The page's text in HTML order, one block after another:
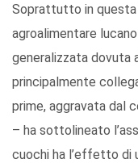
Soprattutto in
agroalimentare
generalizzata dovuta
principalmente
prime, aggravata dal
– ha sottolineato
cuochi ha l’effetto di